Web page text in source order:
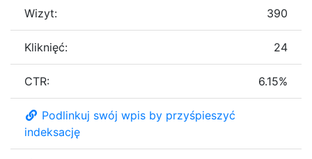
Wizyt: 390
Kliknięć: 24
CTR: 6.15%
Podlinkuj swój wpis by przyśpieszyć
indeksację